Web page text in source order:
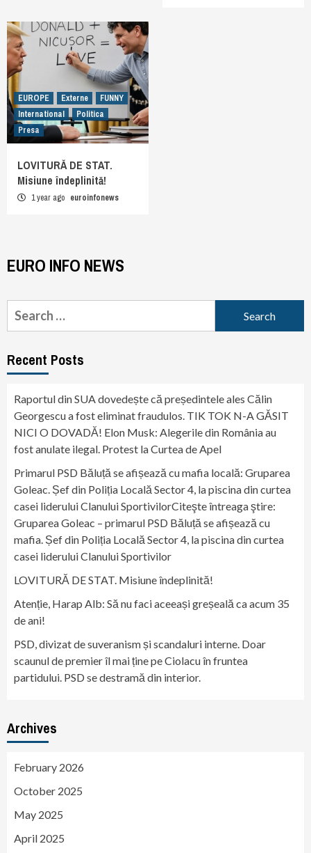
EUROPE Externe
FUNNY
International
Politica
Presa
LOVITURĂ DE STAT.
Misiune îndeplinită!
1 year ago euroinfonews
EURO INFO NEWS
Search
for:
Recent Posts
Raportul din SUA dovedește că președintele ales Călin
Georgescu a fost eliminat fraudulos. TIK TOK N-A GĂSIT
NICI O DOVADĂ! Elon Musk: Alegerile din România au
fost anulate ilegal. Protest la Curtea de Apel
Primarul PSD Băluță se afișează cu mafia locală: Gruparea
Goleac. Șef din Poliția Locală Sector 4, la piscina din curtea
casei liderului Clanului SportivilorCiteşte întreaga ştire:
Gruparea Goleac – primarul PSD Băluță se afișează cu
mafia. Șef din Poliția Locală Sector 4, la piscina din curtea
casei liderului Clanului Sportivilor
LOVITURĂ DE STAT. Misiune îndeplinită!
Atenție, Harap Alb: Să nu faci aceeași greșeală ca acum 35
de ani!
PSD, divizat de suveranism și scandaluri interne. Doar
scaunul de premier îl mai ține pe Ciolacu în fruntea
partidului. PSD se destramă din interior.
Archives
February 2026
October 2025
May 2025
April 2025